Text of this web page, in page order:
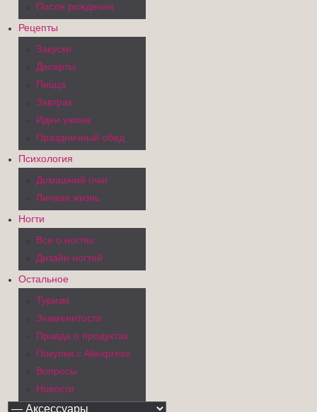
После рождения
Рецепты
Закуски
Десерты
Пицца
Завтрак
Идеи ужина
Праздничный обед
Психология
Домашний очаг
Личная жизнь
Ногти
Все о ногтях
Дизайн ногтей
Остальное
Туризм
Знаменитости
Правда о продуктах
Покупки с Aliexpress
Вопросы
Новости